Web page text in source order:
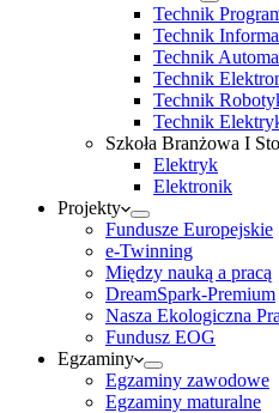
Technik
Technik
Technik
Technik
Technik
Technik
Szkoła Branżowa I
Elektryk
Elektronik
Projekty
Fundusze Europejskie
e-Twinning
Między nauką a pracą
DreamSpark-Premium
Nasza Ekologiczna
Fundusz EOG
Egzaminy
Egzaminy zawodowe
Egzaminy maturalne